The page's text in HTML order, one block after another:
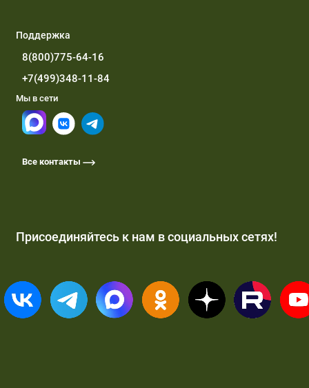
Поддержка
8(800)775-64-16
+7(499)348-11-84
Мы в сети
Все контакты
Присоединяйтесь к нам в социальных сетях!